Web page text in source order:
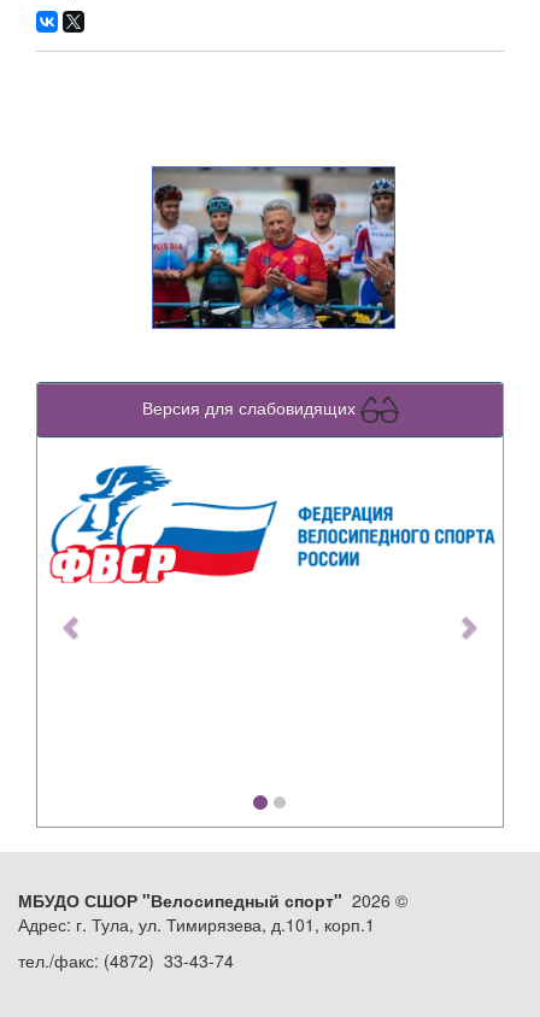
Версия для слабовидящих
Previous
МБУДО СШОР "Велосипедный спорт" 2026 ©
Адрес: г. Тула, ул. Тимирязева, д.101, корп.1
тел./факс: (4872) 33-43-74